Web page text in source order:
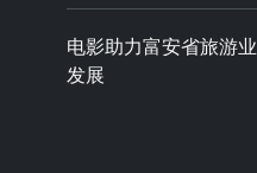
电影助力富安省旅游业
发展